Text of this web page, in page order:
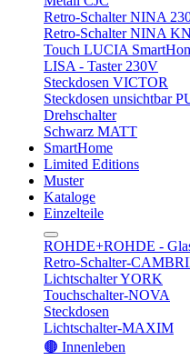
Retro-Schalter NINA
Retro-Schalter NINA
Touch LUCIA
LISA - Taster 230V
Steckdosen VICTOR
Steckdosen unsichtbar
Drehschalter
Schwarz MATT
SmartHome
Limited Editions
Muster
Kataloge
Einzelteile
ROHDE+ROHDE -
Retro-Schalter-
Lichtschalter YORK
Touchschalter-NOVA
Steckdosen
Lichtschalter-MAXIM
🟤 Innenleben